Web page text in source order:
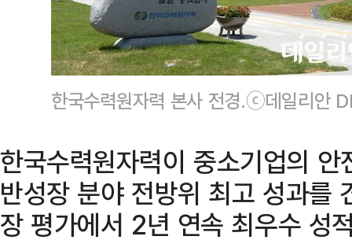
한국수력원자력 본사 전경.ⓒ데일리안
한국수력원자력이 중소기업의
반성장 분야 전방위 최고 성과를
장 평가에서 2년 연속 최우수 성